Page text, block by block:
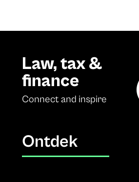
Law, tax &
finance
Connect and inspire
Ontdek